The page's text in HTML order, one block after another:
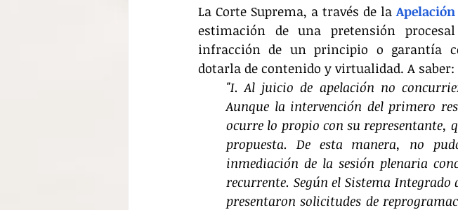
La Corte Suprema, a través de la Apelación
estimación de una pretensión
infracción de un principio o garantía
dotarla de contenido y virtualidad. A saber:
"I. Al juicio de apelación no
Aunque la intervención del primero
ocurre lo propio con su representante,
propuesta. De esta manera, no
inmediación de la sesión plenaria
recurrente. Según el Sistema
presentaron solicitudes de